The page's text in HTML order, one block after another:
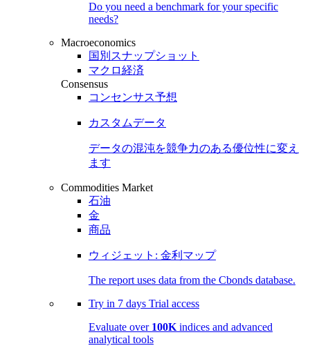
Do you need a benchmark for your specific
needs?
Macroeconomics
国別スナップショット
マクロ経済
Consensus
コンセンサス予想
カスタムデータ
データの混沌を競争力のある優位性に変え
ます
Commodities Market
石油
金
商品
ウィジェット: 金利マップ
The report uses data from the Cbonds database.
Try in 7 days Trial access
Evaluate over 100K indices and advanced
analytical tools